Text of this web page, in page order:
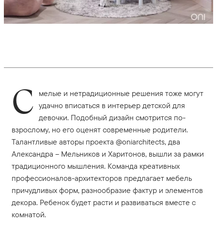
С мелые и нетрадиционные решения тоже могут
удачно вписаться в интерьер детской для
девочки. Подобный дизайн смотрится по-
взрослому, но его оценят современные родители.
Талантливые авторы проекта @oniarchitects, два
Александра – Мельников и Харитонов, вышли за рамки
традиционного мышления. Команда креативных
профессионалов-архитекторов предлагает мебель
причудливых форм, разнообразие фактур и элементов
декора. Ребенок будет расти и развиваться вместе с
комнатой.